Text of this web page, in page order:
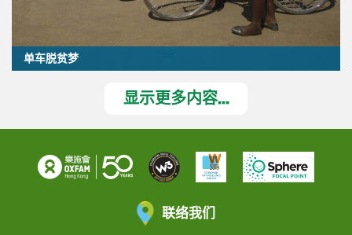
单车脱贫梦
显示更多内容...
联络我们